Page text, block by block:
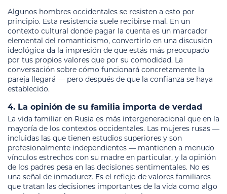
Algunos hombres occidentales se resisten a esto por
principio. Esta resistencia suele recibirse mal. En un
contexto cultural donde pagar la cuenta es un marcador
elemental del romanticismo, convertirlo en una discusión
ideológica da la impresión de que estás más preocupado
por tus propios valores que por su comodidad. La
conversación sobre cómo funcionará concretamente la
pareja llegará — pero después de que la confianza se haya
establecido.
4. La opinión de su familia importa de verdad
La vida familiar en Rusia es más intergeneracional que en la
mayoría de los contextos occidentales. Las mujeres rusas —
incluidas las que tienen estudios superiores y son
profesionalmente independientes — mantienen a menudo
vínculos estrechos con su madre en particular, y la opinión
de los padres pesa en las decisiones sentimentales. No es
una señal de inmadurez. Es el reflejo de valores familiares
que tratan las decisiones importantes de la vida como algo